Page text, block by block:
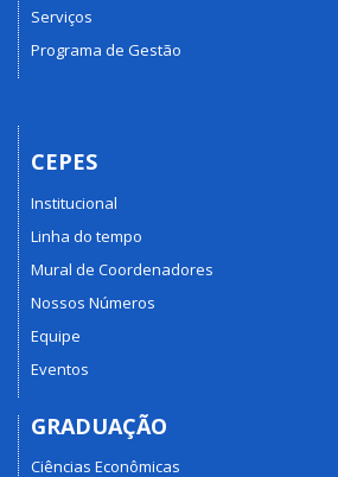
Serviços
Programa de Gestão
CEPES
Institucional
Linha do tempo
Mural de Coordenadores
Nossos Números
Equipe
Eventos
GRADUAÇÃO
Ciências Econômicas